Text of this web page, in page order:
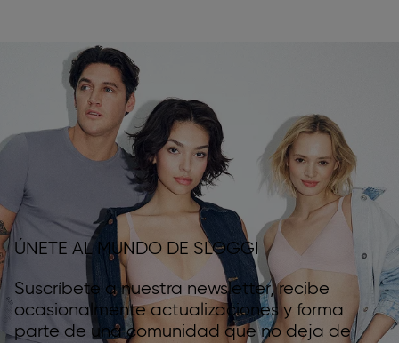
ÚNETE AL MUNDO DE SLOGGI
Suscríbete a nuestra newsletter, recibe
ocasionalmente actualizaciones y forma
parte de una comunidad que no deja de